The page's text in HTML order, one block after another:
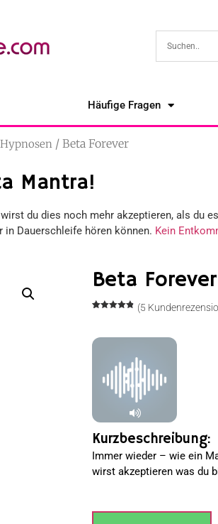
Häufige Fragen
/ Beta Forever
Mantra!
du dies noch mehr akzeptieren, als
Dauerschleife hören können. Kein
Beta Forever
basierend
auf
(5
Kurzbeschreibung:
Immer wieder – wie ein
wirst akzeptieren was du